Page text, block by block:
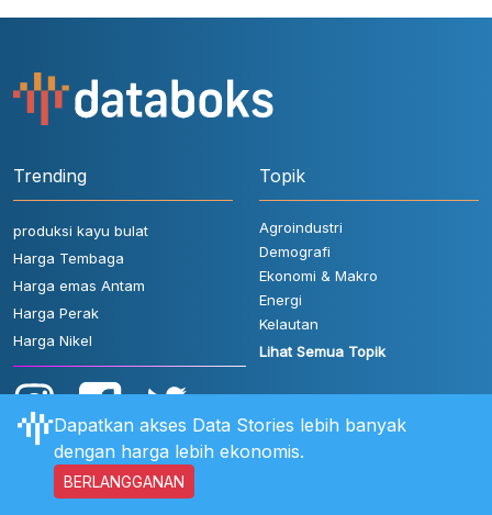
Trending
produksi kayu bulat
Harga Tembaga
Harga emas Antam
Harga Perak
Harga Nikel
Topik
Agroindustri
Demografi
Ekonomi & Makro
Energi
Kelautan
Lihat Semua Topik
Aturan Pengguna Hubungi Kami
Dapatkan akses Data Stories lebih banyak
dengan harga lebih ekonomis.
BERLANGGANAN